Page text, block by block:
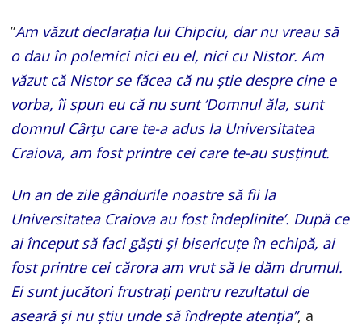
”Am văzut declarația lui Chipciu, dar nu vreau să
o dau în polemici nici eu el, nici cu Nistor. Am
văzut că Nistor se făcea că nu știe despre cine e
vorba, îi spun eu că nu sunt ‘Domnul ăla, sunt
domnul Cârțu care te-a adus la Universitatea
Craiova, am fost printre cei care te-au susținut.
Un an de zile gândurile noastre să fii la
Universitatea Craiova au fost îndeplinite’. După ce
ai început să faci găști și bisericuțe în echipă, ai
fost printre cei cărora am vrut să le dăm drumul.
Ei sunt jucători frustrați pentru rezultatul de
aseară și nu știu unde să îndrepte atenția”, a